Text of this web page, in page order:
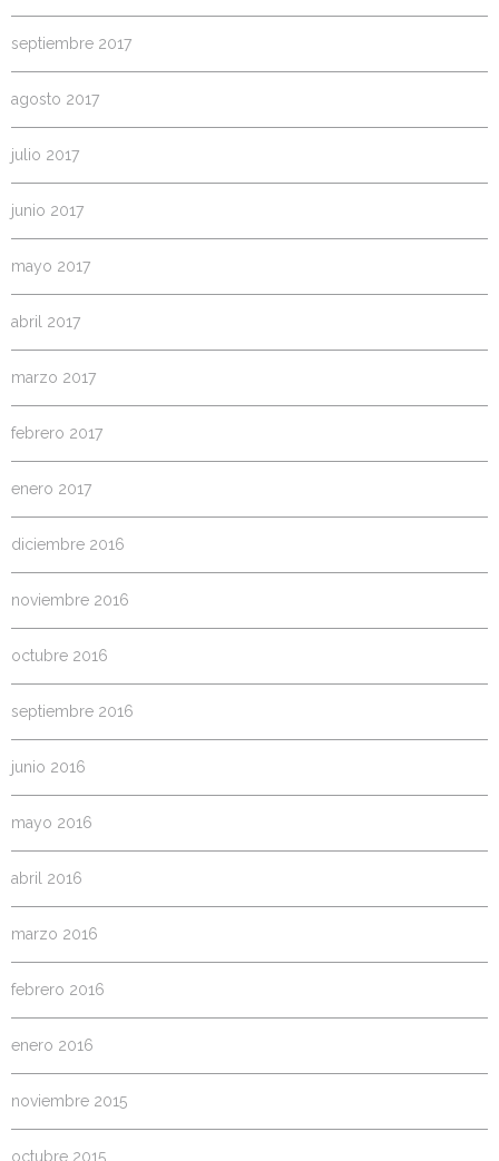
septiembre 2017
agosto 2017
julio 2017
junio 2017
mayo 2017
abril 2017
marzo 2017
febrero 2017
enero 2017
diciembre 2016
noviembre 2016
octubre 2016
septiembre 2016
junio 2016
mayo 2016
abril 2016
marzo 2016
febrero 2016
enero 2016
noviembre 2015
octubre 2015